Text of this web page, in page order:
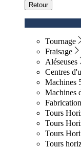
Retour
Tournage
Fraisage
Aléseuses
Centres
Machines
Machines
Tours
Tours
Tours
Tours